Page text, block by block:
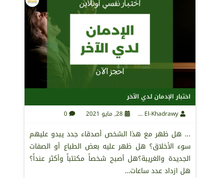
اختبار الإدمان لدي الآخر
28, مايو 2021 0
... هل ظهر مع هذا الشخص أصدقاء جدد يبدو عليهم
سوء الأخلاق؟ هل ظهر عليه بعض الطباع أو الصفات
الجديدة والغريبة؟هل أصبح شخصاً مكتئباً وأكثر عنداً؟
هل ازداد عدد ساعات…